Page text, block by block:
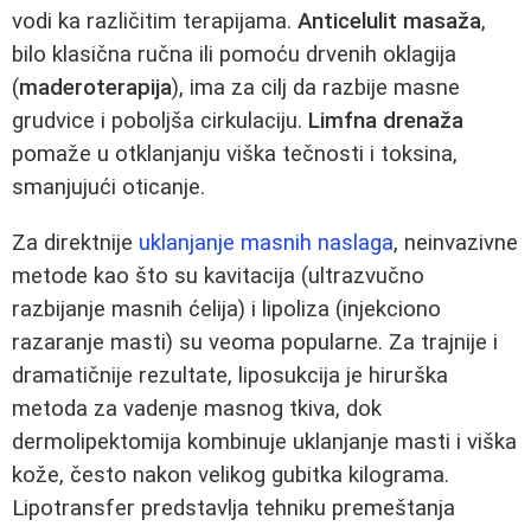
vodi ka različitim terapijama. Anticelulit masaža,
bilo klasična ručna ili pomoću drvenih oklagija
(maderoterapija), ima za cilj da razbije masne
grudvice i poboljša cirkulaciju. Limfna drenaža
pomaže u otklanjanju viška tečnosti i toksina,
smanjujući oticanje.
Za direktnije uklanjanje masnih naslaga, neinvazivne
metode kao što su kavitacija (ultrazvučno
razbijanje masnih ćelija) i lipoliza (injekciono
razaranje masti) su veoma popularne. Za trajnije i
dramatičnije rezultate, liposukcija je hirurška
metoda za vadenje masnog tkiva, dok
dermolipektomija kombinuje uklanjanje masti i viška
kože, često nakon velikog gubitka kilograma.
Lipotransfer predstavlja tehniku premeštanja